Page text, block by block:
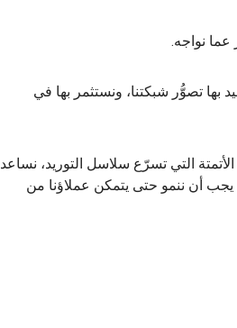
عما نواجه.
بها تصوُّر شبكتنا، ونستثمر بها في
التي تسرّع سلاسل التوريد، نساعد
يجب أن ننمو حتى يتمكن عملاؤنا من